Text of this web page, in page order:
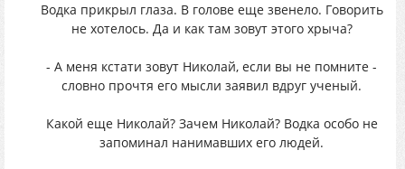
Водка прикрыл глаза. В голове еще звенело. Говорить
не хотелось. Да и как там зовут этого хрыча?
- А меня кстати зовут Николай, если вы не помните -
словно прочтя его мысли заявил вдруг ученый.
Какой еще Николай? Зачем Николай? Водка особо не
запоминал нанимавших его людей.